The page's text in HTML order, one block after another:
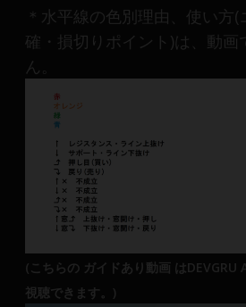
＊水平線の色別理由、使い方(
確・損切りポイント)は、動画
ん。
(こちらの ガイドあり動画 は
視聴できます。)